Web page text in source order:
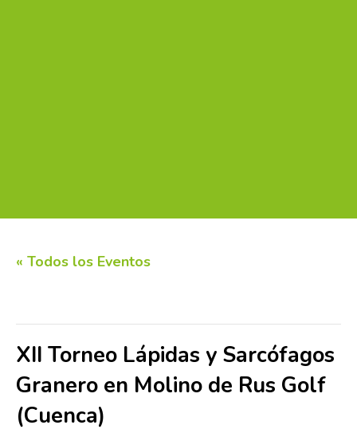
« Todos los Eventos
XII Torneo Lápidas y Sarcófagos
Granero en Molino de Rus Golf
(Cuenca)